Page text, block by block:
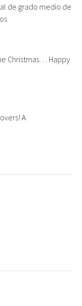
de grado medio de
Christmas… Happy
A